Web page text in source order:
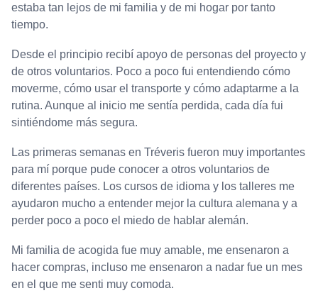
estaba tan lejos de mi familia y de mi hogar por tanto
tiempo.
Desde el principio recibí apoyo de personas del proyecto y
de otros voluntarios. Poco a poco fui entendiendo cómo
moverme, cómo usar el transporte y cómo adaptarme a la
rutina. Aunque al inicio me sentía perdida, cada día fui
sintiéndome más segura.
Las primeras semanas en Tréveris fueron muy importantes
para mí porque pude conocer a otros voluntarios de
diferentes países. Los cursos de idioma y los talleres me
ayudaron mucho a entender mejor la cultura alemana y a
perder poco a poco el miedo de hablar alemán.
Mi familia de acogida fue muy amable, me ensenaron a
hacer compras, incluso me ensenaron a nadar fue un mes
en el que me senti muy comoda.